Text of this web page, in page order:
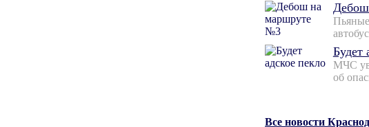
Будет
МЧС
об
Все новости